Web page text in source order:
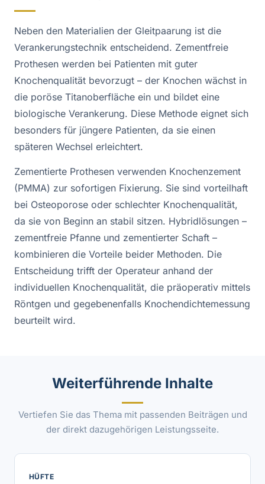
Neben den Materialien der Gleitpaarung ist die
Verankerungstechnik entscheidend. Zementfreie
Prothesen werden bei Patienten mit guter
Knochenqualität bevorzugt – der Knochen wächst in
die poröse Titanoberfläche ein und bildet eine
biologische Verankerung. Diese Methode eignet sich
besonders für jüngere Patienten, da sie einen
späteren Wechsel erleichtert.
Zementierte Prothesen verwenden Knochenzement
(PMMA) zur sofortigen Fixierung. Sie sind vorteilhaft
bei Osteoporose oder schlechter Knochenqualität,
da sie von Beginn an stabil sitzen. Hybridlösungen –
zementfreie Pfanne und zementierter Schaft –
kombinieren die Vorteile beider Methoden. Die
Entscheidung trifft der Operateur anhand der
individuellen Knochenqualität, die präoperativ mittels
Röntgen und gegebenenfalls Knochendichtemessung
beurteilt wird.
Weiterführende Inhalte
Vertiefen Sie das Thema mit passenden Beiträgen und
der direkt dazugehörigen Leistungsseite.
HÜFTE